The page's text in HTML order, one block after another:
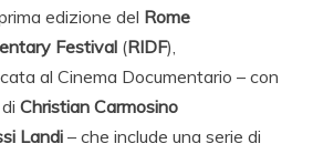
edizione del Rome
Festival (RIDF),
al Cinema Documentario – con
Christian Carmosino
Landi – che include una serie di